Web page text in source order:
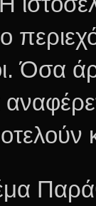
Όσα